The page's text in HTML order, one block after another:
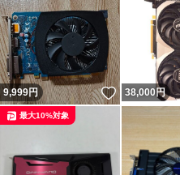
9,999円 いいね！
38,000 円
最大10%対象